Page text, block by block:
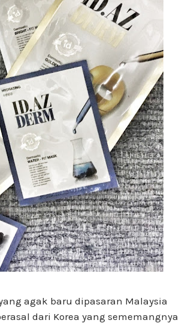
agak baru dipasaran Malaysia
dari Korea yang sememangnya